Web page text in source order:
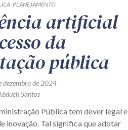
PLANEJAMENTO
artificial
da
pública
dezembro de 2024
Santos
Pública tem dever legal e
inovação. Tal significa que adotar